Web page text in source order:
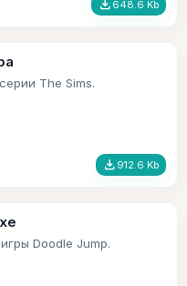
file_download 648.6 Kb
The Sims.
file_download 912.6 Kb
Doodle Jump.